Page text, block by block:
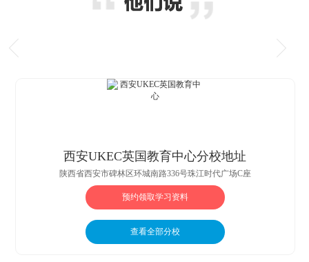
西安UKEC英国教育中心分校地址
陕西省西安市碑林区环城南路336号珠江时代广场C座
预约领取学习资料
查看全部分校